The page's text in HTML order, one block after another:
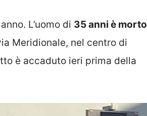
L’uomo di 35 anni è morto
Meridionale, nel centro di
è accaduto ieri prima della